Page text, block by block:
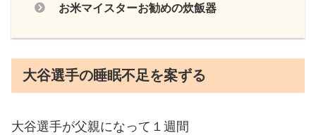
お米マイスターお勧めの炊飯器
大谷選手の睡眠不足を案ずる
大谷選手が父親になって１週間